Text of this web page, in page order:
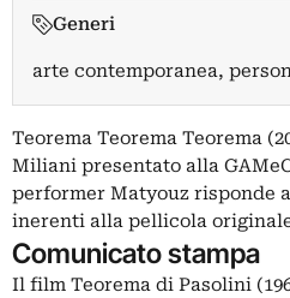
Generi
arte contemporanea,
Teorema Teorema Teorema
Miliani presentato alla
performer Matyouz risponde
inerenti alla pellicola
Comunicato stampa
Il film Teorema di Pasolini